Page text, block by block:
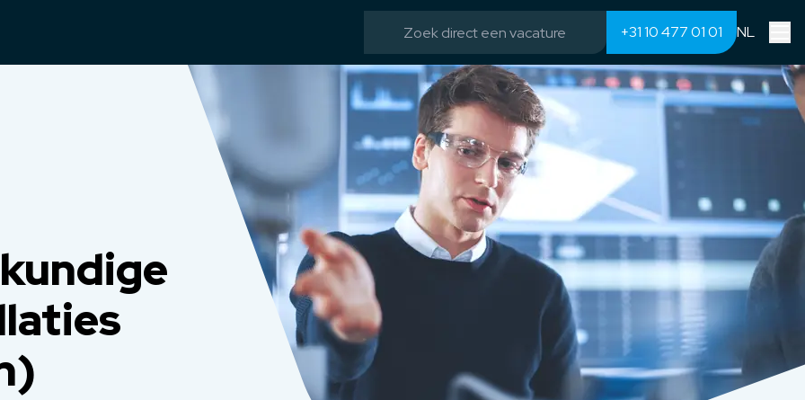
+31 10 477 01 01 NL